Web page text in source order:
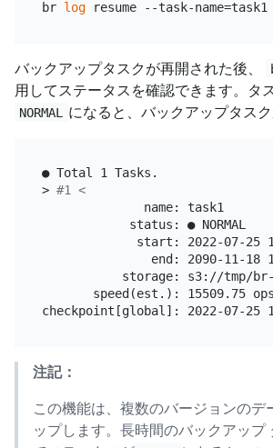
br log
バックアップタスクが再開された後、
用してステータスを確認できます。タ
NORMAL になると、バックアップタスク
● Total 1 Tasks.
> #1 <
              name: task1
            status: ● NORMAL
start: 2022-07-25
end: 2090-11-18
storage: s3://tmp/
speed(est.): 15509.75
注記：
この機能は、複数のバージョンのデ
ップします。長時間のバックアップ